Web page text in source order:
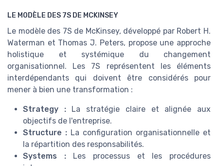
LE MODÈLE DES 7S DE MCKINSEY
Le modèle des 7S de McKinsey, développé par Robert H.
Waterman et Thomas J. Peters, propose une approche
holistique et systémique du changement
organisationnel. Les 7S représentent les éléments
interdépendants qui doivent être considérés pour
mener à bien une transformation :
Strategy :La stratégie claire et alignée aux
objectifs de l'entreprise.
Structure : La configuration organisationnelle et
la répartition des responsabilités.
Systems :Les processus et les procédures